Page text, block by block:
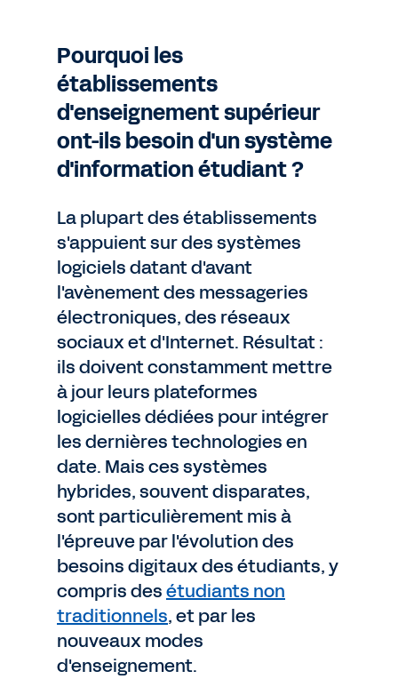
Pourquoi les
établissements
d'enseignement supérieur
ont-ils besoin d'un système
d'information étudiant ?
La plupart des établissements
s'appuient sur des systèmes
logiciels datant d'avant
l'avènement des messageries
électroniques, des réseaux
sociaux et d'Internet. Résultat :
ils doivent constamment mettre
à jour leurs plateformes
logicielles dédiées pour intégrer
les dernières technologies en
date. Mais ces systèmes
hybrides, souvent disparates,
sont particulièrement mis à
l'épreuve par l'évolution des
besoins digitaux des étudiants, y
compris desétudiants non
traditionnels, et par les
nouveaux modes
d'enseignement.